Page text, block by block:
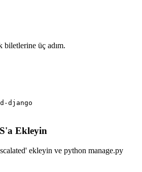
biletlerine üç adım.
django
Ekleyin
ekleyin ve python manage.py